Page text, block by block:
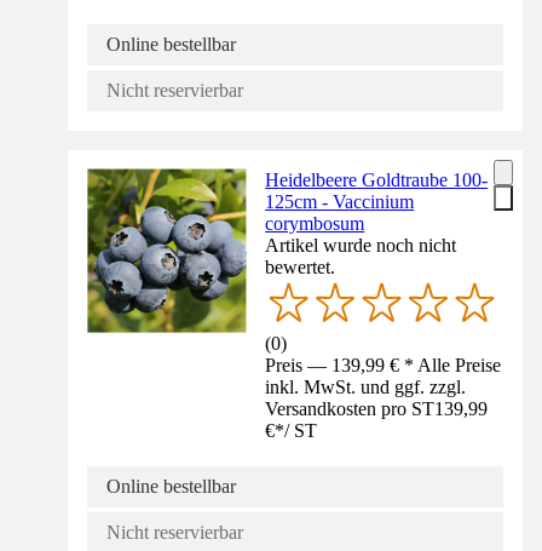
Online bestellbar
Nicht reservierbar
Heidelbeere Goldtraube 100-
125cm - Vaccinium
corymbosum
Artikel wurde noch nicht
bewertet.
(0)
Preis — 139,99 € * Alle Preise
inkl. MwSt. und ggf. zzgl.
Versandkosten pro ST139,99
€*/ ST
Online bestellbar
Nicht reservierbar